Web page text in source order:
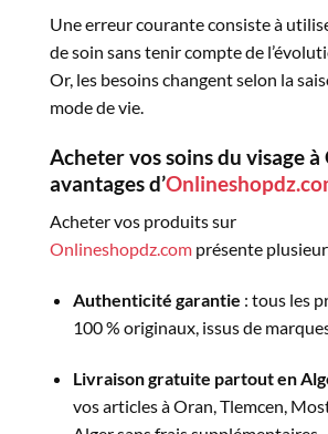
Une erreur courante consiste à
de soin sans tenir compte de
Or, les besoins changent selon la
mode de vie.
Acheter vos soins du visage à
avantages d’
Acheter vos produits sur
Onlineshopdz.com présente
Authenticité garantie : tous les
100 % originaux, issus de
Livraison gratuite partout en
vos articles à Oran, Tlemcen,